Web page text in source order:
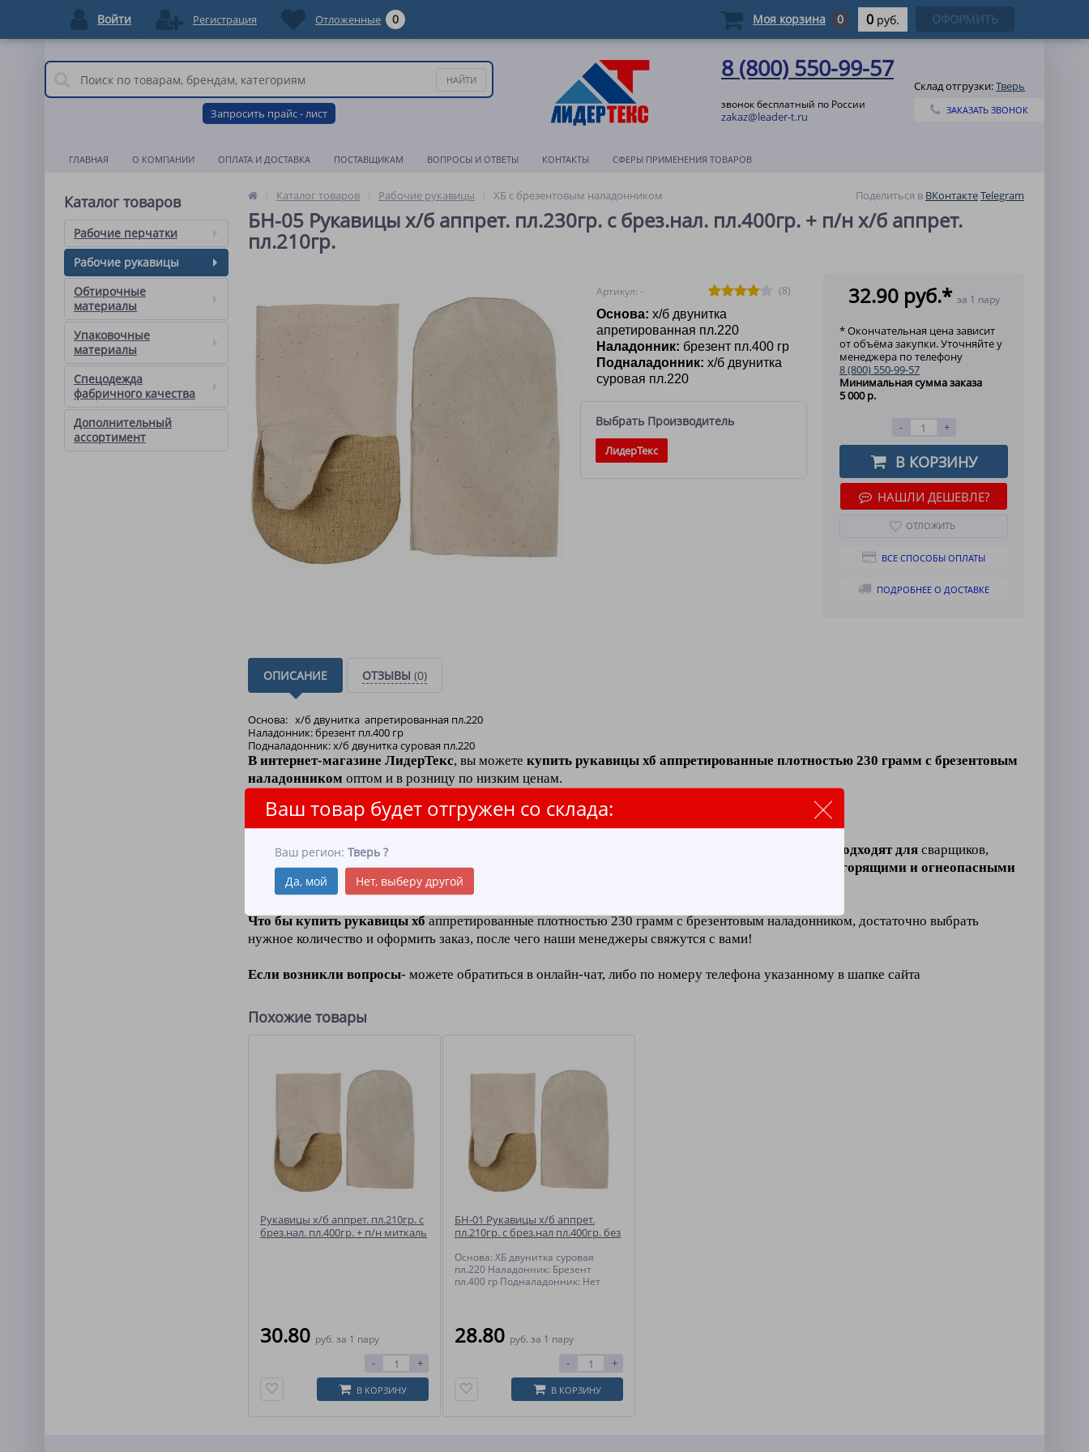
Запросить прайс - лист
8 (800) 550-99-57
звонок бесплатный по России
zakaz@leader-t.ru
Склад отгрузки:Тверь
Ваш товар будет отгружен со склада:
Ваш регион: Тверь ?
Да, мой
Нет, выберу другой
ЗАКАЗАТЬ ЗВОНОК
ГЛАВНАЯ О КОМПАНИИ ОПЛАТА И ДОСТАВКА ПОСТАВЩИКАМ ВОПРОСЫ И ОТВЕТЫ КОНТАКТЫ СФЕРЫ ПРИМЕНЕНИЯ ТОВАРОВ
Каталог товаров
Рабочие перчатки
Рабочие рукавицы
Обтирочные
материалы
Упаковочные
материалы
Спецодежда
фабричного качества
Дополнительный
ассортимент
Каталог товаров Рабочие рукавицы ХБ с брезентовым наладонником Поделиться в ВКонтактеTelegram
БН-05 Рукавицы х/б аппрет. пл.230гр. с брез.нал. пл.400гр. + п/н х/б аппрет.
пл.210гр.
Артикул: -
(8)
Основа: х/б двунитка
апретированная пл.220
Наладонник: брезент пл.400 гр
Подналадонник: х/б двунитка
суровая пл.220
Выбрать Производитель
ЛидерТекс
32.90 руб.* за 1 пару
* Окончательная цена зависит
от объёма закупки. Уточняйте у
менеджера по телефону
8 (800) 550-99-57
Минимальная сумма заказа
5 000 р.
- +
В КОРЗИНУ
НАШЛИ ДЕШЕВЛЕ?
ОТЛОЖИТЬ
ВСЕ СПОСОБЫ ОПЛАТЫ
ПОДРОБНЕЕ О ДОСТАВКЕ
ОПИСАНИЕ ОТЗЫВЫ (0)
Основа: х/б двунитка апретированная пл.220
Наладонник: брезент пл.400 гр
Подналадонник: х/б двунитка суровая пл.220
В интернет-магазине ЛидерТекс, вы можете купить рукавицы хб аппретированные плотностью 230 грамм с брезентовым
наладонником оптом и в розницу по низким ценам.
Аппретирование этопропитка ткани, которая защищает рукавицы
Рукавицы хб аппретированные плотностью 230 грамм отлично подходят для сварщиков,
сотрудников металлургического производства и тех профессий, где происходит
тесный контакт с горящими и огнеопасными
материалами
Что бы купить рукавицы хбаппретированные плотностью 230 грамм с брезентовым наладонником, достаточно выбрать
нужное количество и оформить заказ, после чего наши менеджеры свяжутся с вами!
Если возникли вопросы- можете обратиться в онлайн-чат, либо по номеру телефона указанному в шапке сайта
Похожие товары
Рукавицы х/б аппрет. пл.210гр. с
брез.нал. пл.400гр. + п/н миткаль
30.80 руб. за 1 пару
- +
В КОРЗИНУ
БН-01 Рукавицы х/б аппрет.
пл.210гр. с брез.нал пл.400гр. без
Основа: ХБ двунитка суровая
пл.220 Наладонник: Брезент
пл.400 гр Подналадонник: Нет
28.80 руб. за 1 пару
- +
В КОРЗИНУ
Войти Регистрация Отложенные 0 Моя корзина 0 0 руб. ОФОРМИТЬ